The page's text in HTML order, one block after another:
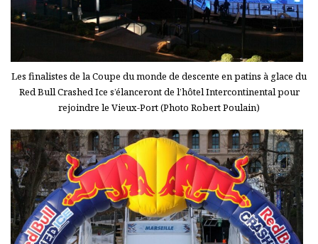
Les finalistes de la Coupe du monde de descente en patins à glace du
Red Bull Crashed Ice s’élanceront de l’hôtel Intercontinental pour
rejoindre le Vieux-Port (Photo Robert Poulain)